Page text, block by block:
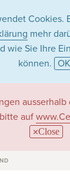
Cookies.
mehr
wie Sie Ihre
können. OK
auf
Close